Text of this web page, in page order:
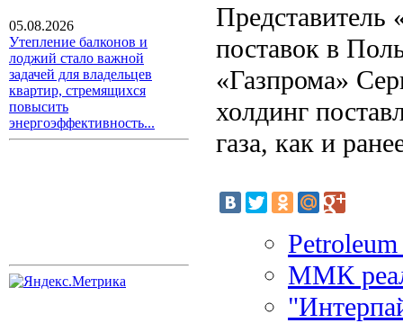
05.08.2026
Утепление балконов и
лоджий стало важной
задачей для владельцев
квартир, стремящихся
повысить
энергоэффективность...
Представитель
поставок в
«Газпрома»
холдинг
газа, как и
ММК